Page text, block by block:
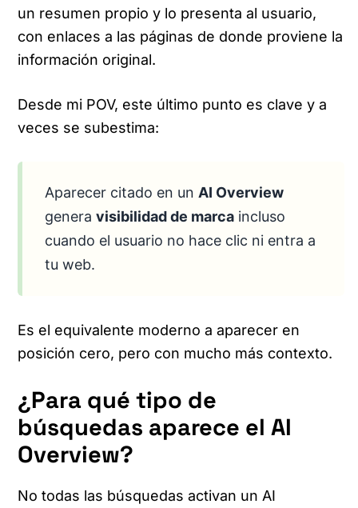
un resumen propio y lo presenta al usuario,
con enlaces a las páginas de donde proviene la
información original.
Desde mi POV, este último punto es clave y a
veces se subestima:
Aparecer citado en un AI Overview
genera visibilidad de marca incluso
cuando el usuario no hace clic ni entra a
tu web.
Es el equivalente moderno a aparecer en
posición cero, pero con mucho más contexto.
¿Para qué tipo de
búsquedas aparece el AI
Overview?
No todas las búsquedas activan un AI